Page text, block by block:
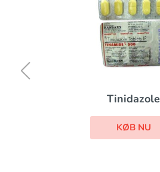
Tinidazole
KØB NU